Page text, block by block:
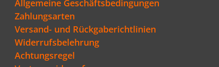
Allgemeine Geschäftsbedingungen
Zahlungsarten
Versand- und Rückgaberichtlinien
Widerrufsbelehrung
Achtungsregel